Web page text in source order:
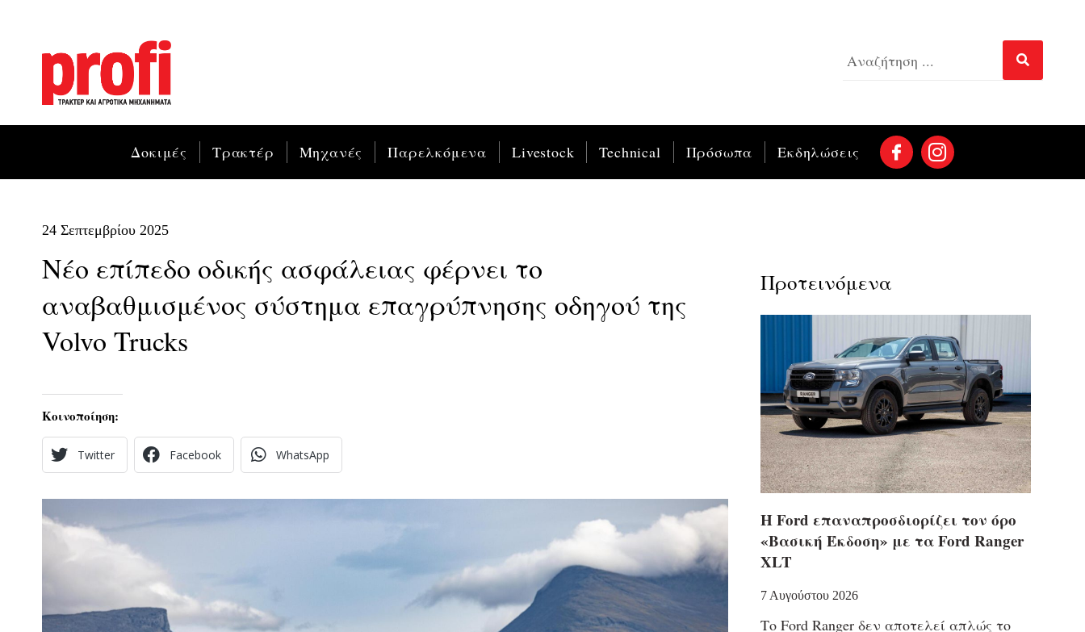
Δοκιμές Τρακτέρ Μηχανές Παρελκόμενα Livestock Technical Πρόσωπα Εκδηλώσεις
24 Σεπτεμβρίου 2025
Νέο επίπεδο οδικής ασφάλειας φέρνει το
αναβαθμισμένος σύστημα επαγρύπνησης οδηγού της
Volvo Trucks
Κοινοποίηση:
Twitter Facebook WhatsApp
Προτεινόμενα
Η Ford επαναπροσδιορίζει τον όρο
«Βασική Έκδοση» με τα Ford Ranger
XLT
7 Αυγούστου 2026
Το Ford Ranger δεν αποτελεί απλώς το